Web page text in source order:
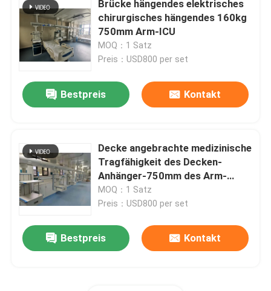
Wand-Sandwich-Platten
Edelstahl-Durchlauf-Kasten
Lüfterfiltereinheit
Medizinische Edelstahl-Wanne
Brücke hängendes elektrisches
chirurgisches hängendes 160kg
750mm Arm-ICU
MOQ：1 Satz
Preis：USD800 per set
Bestpreis Kontakt
Decke angebrachte medizinische
Tragfähigkeit des Decken-
Anhänger-750mm des Arm-
160kg
MOQ：1 Satz
Preis：USD800 per set
Bestpreis Kontakt